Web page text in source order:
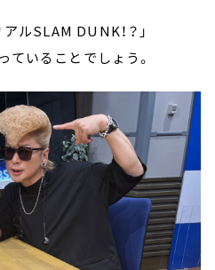
アルSLAM DUNK！？」
ていることでしょう。